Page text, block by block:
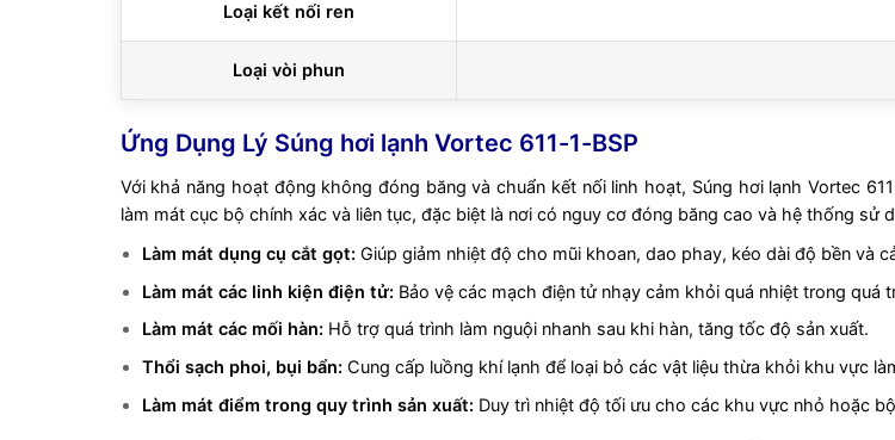
Loại kết nối ren
Loại vòi phun
Ứng Dụng Lý Súng hơi lạnh Vortec 611-1-BSP
Với khả năng hoạt động không đóng băng và chuẩn kết nối linh hoạt, Súng hơi lạnh Vortec
làm mát cục bộ chính xác và liên tục, đặc biệt là nơi có nguy cơ đóng băng cao và hệ thống sử
Làm mát dụng cụ cắt gọt: Giúp giảm nhiệt độ cho mũi khoan, dao phay, kéo dài độ bền và
Làm mát các linh kiện điện tử: Bảo vệ các mạch điện tử nhạy cảm khỏi quá nhiệt trong quá
Làm mát các mối hàn: Hỗ trợ quá trình làm nguội nhanh sau khi hàn, tăng tốc độ sản xuất.
Thổi sạch phoi, bụi bẩn: Cung cấp luồng khí lạnh để loại bỏ các vật liệu thừa khỏi khu vực
Làm mát điểm trong quy trình sản xuất: Duy trì nhiệt độ tối ưu cho các khu vực nhỏ hoặc